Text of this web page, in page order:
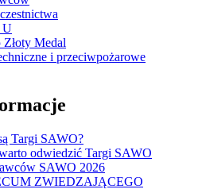
U
Medal
i przeciwpożarowe
Targi SAWO?
odwiedzić Targi SAWO
SAWO 2026
ZWIEDZAJĄCEGO